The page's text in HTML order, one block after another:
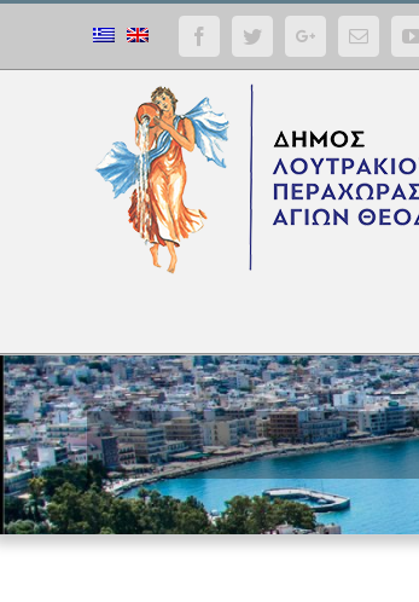
FacebookTwitterGoogle+Email